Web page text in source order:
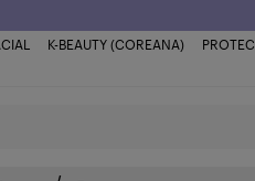
K-BEAUTY (COREANA)